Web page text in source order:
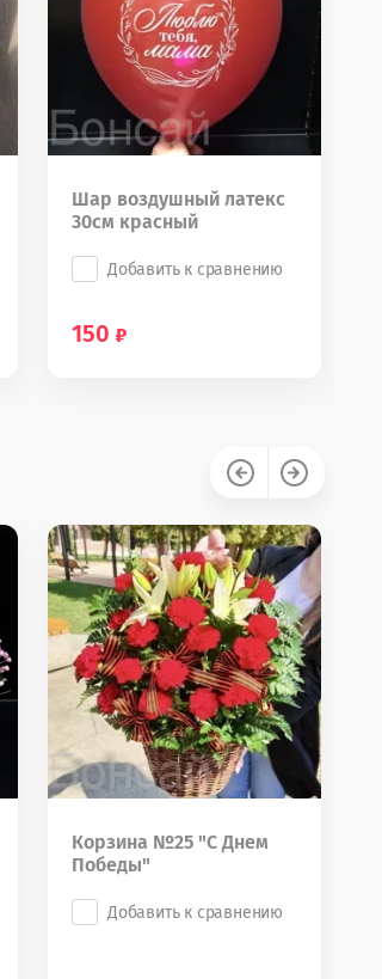
Шар воздушный латекс
30см красный
Добавить к сравнению
150
Корзина №25 "С Днем
Победы"
Добавить к сравнению